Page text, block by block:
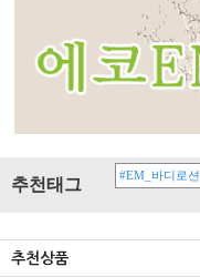
추천태그 #EM_바디로션
추천상품